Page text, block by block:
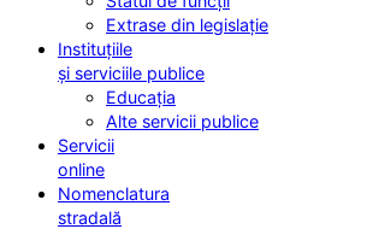
Extrase din legislație
Instituțiile
și serviciile publice
Educația
Alte servicii publice
Servicii
online
Nomenclatura
stradală